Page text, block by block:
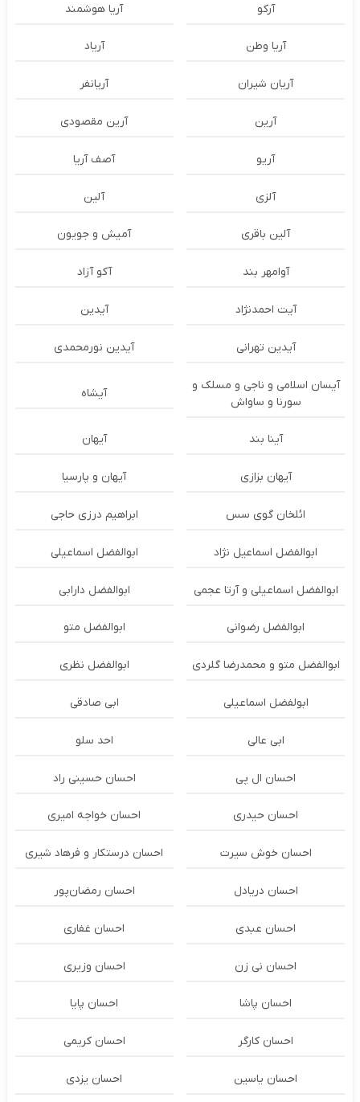
آرکو آریا هوشمند
آریا وطن آریاد
آریان شیران آریانفر
آرین آرین مقصودی
آریو آصف آریا
آلزی آلین
آلین باقری آمیش و جویون
آوامهر بند آکو آزاد
آیت احمدنژاد آیدین
آیدین تهرانی آیدین نورمحمدی
آیسان اسلامی و ناجی و مسلک و
سورنا و ساواش
آیشاه
آینا بند آیهان
آیهان بزازی آیهان و پارسیا
ائلخان گوی سس ابراهیم درزی حاجی
ابوالفضل اسماعیل نژاد ابوالفضل اسماعیلی
ابوالفضل اسماعیلی و آرتا عجمی ابوالفضل دارابی
ابوالفضل رضوانی ابوالفضل متو
ابوالفضل متو و محمدرضا گلردی ابوالفضل نظری
ابولفضل اسماعیلی ابی صادقی
ابی عالی احد سلو
احسان ال پی احسان حسینی راد
احسان حیدری احسان خواجه امیری
احسان خوش سیرت احسان درستكار و فرهاد شيرى
احسان دریادل احسان رمضان‌پور
احسان عبدی احسان غفاری
احسان نی زن احسان وزیری
احسان پاشا احسان پایا
احسان کارگر احسان کریمی
احسان یاسین احسان یزدی